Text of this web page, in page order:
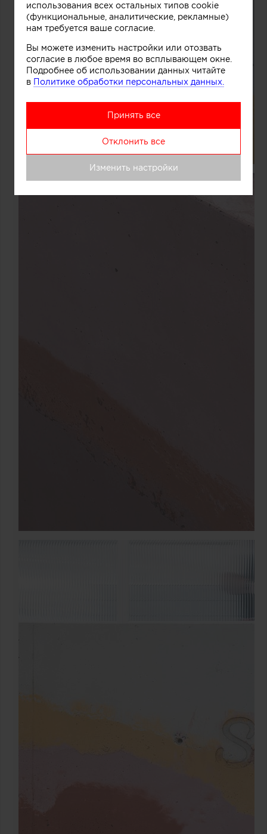
использования всех остальных типов cookie
(функциональные, аналитические, рекламные)
нам требуется ваше согласие.
Вы можете изменить настройки или отозвать
согласие в любое время во всплывающем окне.
Подробнее об использовании данных читайте
в Политике обработки персональных данных.
Принять все
Отклонить все
Изменить настройки